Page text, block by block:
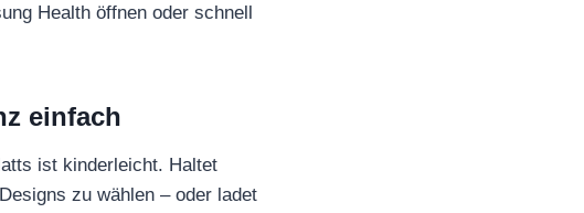
Health öffnen oder schnell
einfach
ist kinderleicht. Haltet
zu wählen – oder ladet